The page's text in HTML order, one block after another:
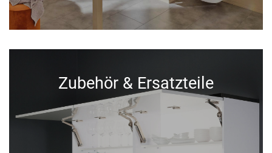
Zubehör & Ersatzteile